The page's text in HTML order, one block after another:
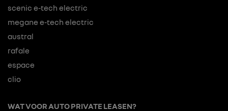
scenic e-tech electric
megane e-tech electric
austral
rafale
espace
clio
WAT VOOR AUTO PRIVATE LEASEN?